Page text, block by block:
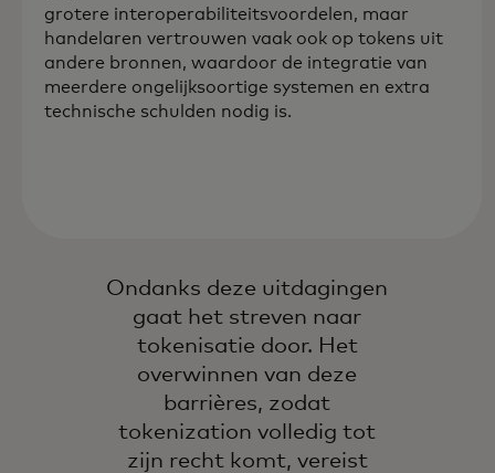
grotere interoperabiliteitsvoordelen, maar
handelaren vertrouwen vaak ook op tokens uit
andere bronnen, waardoor de integratie van
meerdere ongelijksoortige systemen en extra
technische schulden nodig is.
Ondanks deze uitdagingen
gaat het streven naar
tokenisatie door. Het
overwinnen van deze
barrières, zodat
tokenization volledig tot
zijn recht komt, vereist